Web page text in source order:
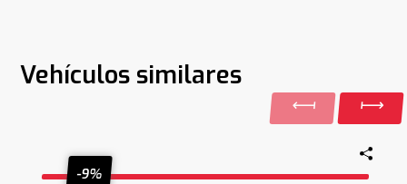
Vehículos similares
-9%